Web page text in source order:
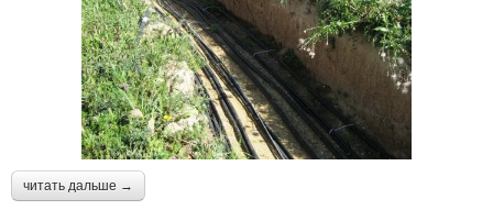
читать дальше →